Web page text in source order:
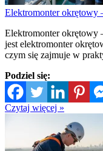
Elektromonter okrętowy
Elektromonter okrętowy
jest elektromonter
czym się zajmuje w
Podziel się:
Czytaj więcej »